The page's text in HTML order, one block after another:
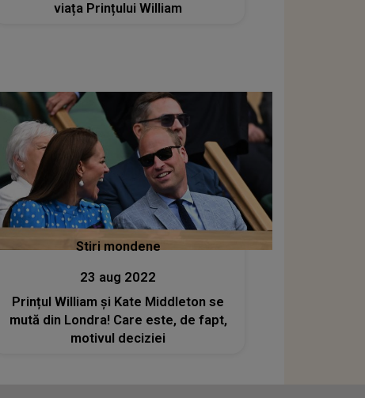
viața Prințului William
Stiri mondene
23 aug 2022
Prințul William și Kate Middleton se
mută din Londra! Care este, de fapt,
motivul deciziei